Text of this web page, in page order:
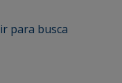
ir para busca